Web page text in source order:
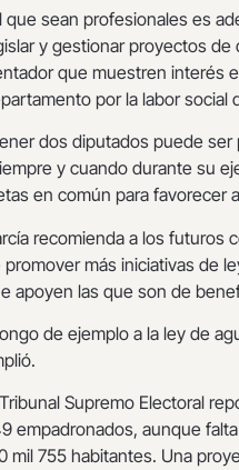
que sean profesionales es
y gestionar proyectos
que muestren interés
por la labor social
dos diputados puede ser
y cuando durante su
en común para favorecer
recomienda a los futuros
promover más iniciativas de
apoyen las que son de
de ejemplo a la ley de
Supremo Electoral
empadronados, aunque
mil 755 habitantes. Una